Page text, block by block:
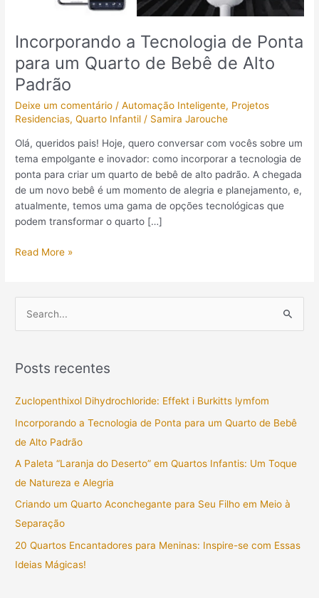
Incorporando a Tecnologia de Ponta
para um Quarto de Bebê de Alto
Padrão
Deixe um comentário /Automação Inteligente, Projetos
Residencias,Quarto Infantil / Samira Jarouche
Olá, queridos pais! Hoje, quero conversar com vocês sobre um
tema empolgante e inovador: como incorporar a tecnologia de
ponta para criar um quarto de bebê de alto padrão. A chegada
de um novo bebê é um momento de alegria e planejamento, e,
atualmente, temos uma gama de opções tecnológicas que
podem transformar o quarto […]
Alto
Read More »
q
r
p
o
r
:
Posts recentes
Zuclopenthixol Dihydrochloride: Effekt i Burkitts lymfom
Incorporando a Tecnologia de Ponta para um Quarto de Bebê
de Alto Padrão
A Paleta “Laranja do Deserto” em Quartos Infantis: Um Toque
de Natureza e Alegria
Criando um Quarto Aconchegante para Seu Filho em Meio à
Separação
20 Quartos Encantadores para Meninas: Inspire-se com Essas
Ideias Mágicas!